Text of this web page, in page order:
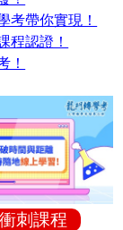
考帶你實現！
程認證！
！
刺課程